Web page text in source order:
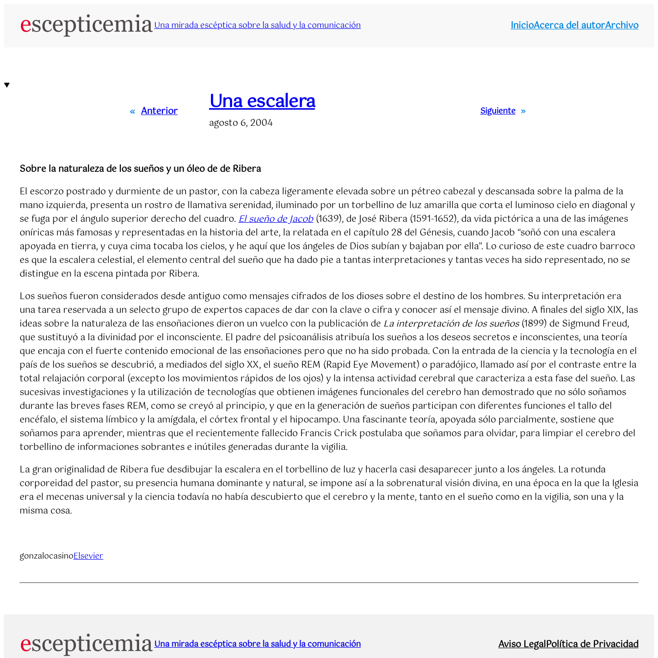
Una mirada escéptica sobre la salud y la comunicación InicioAcerca del autorArchivo
« Anterior Una escalera
agosto 6, 2004
Siguiente »
Sobre la naturaleza de los sueños y un óleo de de Ribera
El escorzo postrado y durmiente de un pastor, con la cabeza ligeramente elevada sobre un pétreo cabezal y descansada sobre la palma de la
mano izquierda, presenta un rostro de llamativa serenidad, iluminado por un torbellino de luz amarilla que corta el luminoso cielo en diagonal y
se fuga por el ángulo superior derecho del cuadro. El sueño de Jacob (1639), de José Ribera (1591-1652), da vida pictórica a una de las imágenes
oníricas más famosas y representadas en la historia del arte, la relatada en el capítulo 28 del Génesis, cuando Jacob “soñó con una escalera
apoyada en tierra, y cuya cima tocaba los cielos, y he aquí que los ángeles de Dios subían y bajaban por ella”. Lo curioso de este cuadro barroco
es que la escalera celestial, el elemento central del sueño que ha dado pie a tantas interpretaciones y tantas veces ha sido representado, no se
distingue en la escena pintada por Ribera.
Los sueños fueron considerados desde antiguo como mensajes cifrados de los dioses sobre el destino de los hombres. Su interpretación era
una tarea reservada a un selecto grupo de expertos capaces de dar con la clave o cifra y conocer así el mensaje divino. A finales del siglo XIX, las
ideas sobre la naturaleza de las ensoñaciones dieron un vuelco con la publicación de La interpretación de los sueños(1899) de Sigmund Freud,
que sustituyó a la divinidad por el inconsciente. El padre del psicoanálisis atribuía los sueños a los deseos secretos e inconscientes, una teoría
que encaja con el fuerte contenido emocional de las ensoñaciones pero que no ha sido probada. Con la entrada de la ciencia y la tecnología en el
país de los sueños se descubrió, a mediados del siglo XX, el sueño REM (Rapid Eye Movement) o paradójico, llamado así por el contraste entre la
total relajación corporal (excepto los movimientos rápidos de los ojos) y la intensa actividad cerebral que caracteriza a esta fase del sueño. Las
sucesivas investigaciones y la utilización de tecnologías que obtienen imágenes funcionales del cerebro han demostrado que no sólo soñamos
durante las breves fases REM, como se creyó al principio, y que en la generación de sueños participan con diferentes funciones el tallo del
encéfalo, el sistema límbico y la amígdala, el córtex frontal y el hipocampo. Una fascinante teoría, apoyada sólo parcialmente, sostiene que
soñamos para aprender, mientras que el recientemente fallecido Francis Crick postulaba que soñamos para olvidar, para limpiar el cerebro del
torbellino de informaciones sobrantes e inútiles generadas durante la vigilia.
La gran originalidad de Ribera fue desdibujar la escalera en el torbellino de luz y hacerla casi desaparecer junto a los ángeles. La rotunda
corporeidad del pastor, su presencia humana dominante y natural, se impone así a la sobrenatural visión divina, en una época en la que la Iglesia
era el mecenas universal y la ciencia todavía no había descubierto que el cerebro y la mente, tanto en el sueño como en la vigilia, son una y la
misma cosa.
gonzalocasinoElsevier
Una mirada escéptica sobre la salud y la comunicación Aviso LegalPolítica de Privacidad